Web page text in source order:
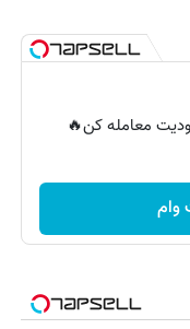
معامله کن🔥
وام
۱۸ مرداد ۱۴۰۵